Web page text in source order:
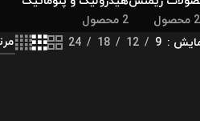
2 محصول
9
12
18
24